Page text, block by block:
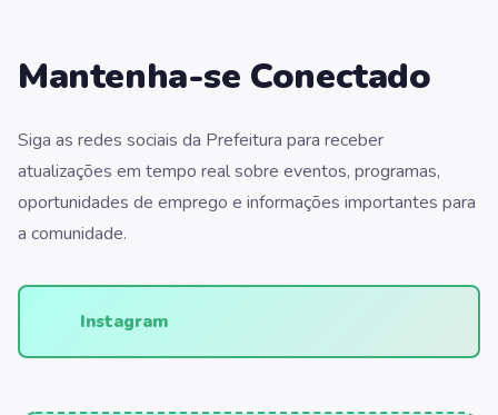
Mantenha-se Conectado
Siga as redes sociais da Prefeitura para receber
atualizações em tempo real sobre eventos, programas,
oportunidades de emprego e informações importantes para
a comunidade.
Instagram